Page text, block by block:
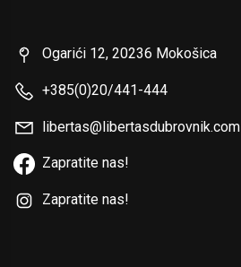
Ogarići 12, 20236 Mokošica
+385(0)20/441-444
libertas@libertasdubrovnik.com
Zapratite nas!
Zapratite nas!